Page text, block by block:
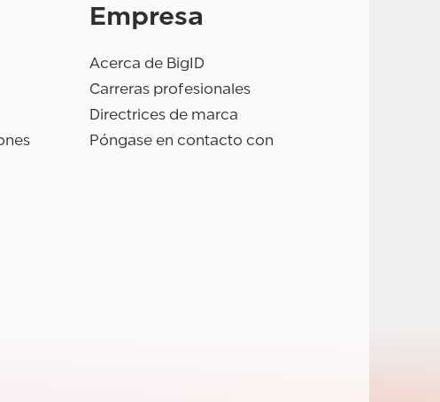
Empresa
Acerca de BigID
Carreras profesionales
Directrices de marca
Póngase en contacto con